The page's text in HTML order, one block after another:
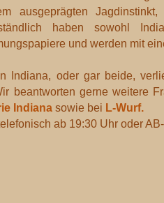
ausgeprägten
haben sowohl
und werden mit
Indiana, oder gar beide,
beantworten gerne weitere
Indiana sowie bei L-Wurf.
ab 19:30 Uhr oder